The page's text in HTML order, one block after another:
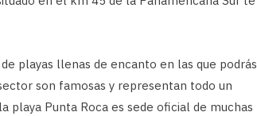
playas llenas de encanto en las que podrás
son famosas y representan todo un
playa Punta Roca es sede oficial de muchas